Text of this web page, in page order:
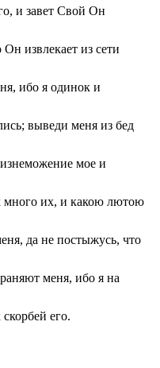
и завет Свой Он
извлекает из сети
ибо я одинок и
выведи меня из бед
мое и
много их, и какою лютою
да не постыжусь, что
меня, ибо я на
его.